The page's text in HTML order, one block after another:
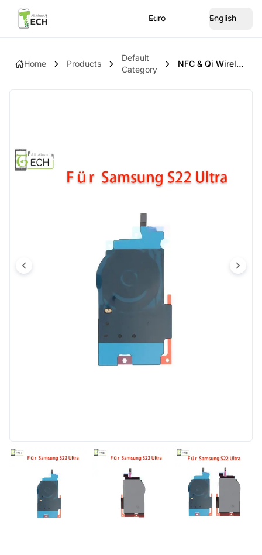
Euro English
Home Products
Default
Category
NFC & Qi Wireless Charging Antenne Modul Für Samsung Galaxy S22 Ultra S908